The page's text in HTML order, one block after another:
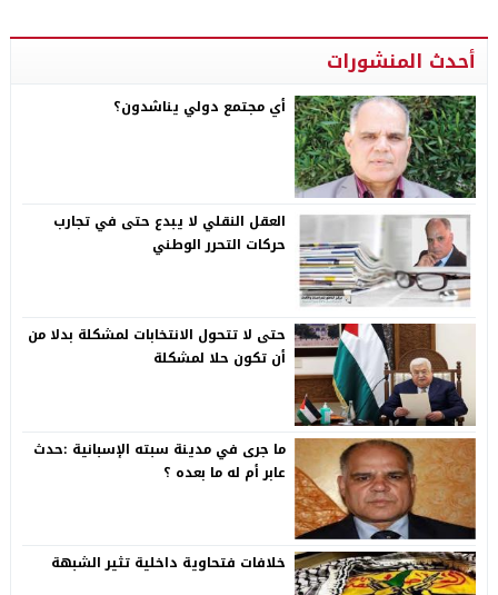
أحدث المنشورات
أي مجتمع دولي يناشدون؟
العقل النقلي لا يبدع حتى في تجارب
حركات التحرر الوطني
حتى لا تتحول الانتخابات لمشكلة بدلا من
أن تكون حلا لمشكلة
ما جرى في مدينة سبته الإسبانية :حدث
عابر أم له ما بعده ؟
خلافات فتحاوية داخلية تثير الشبهة